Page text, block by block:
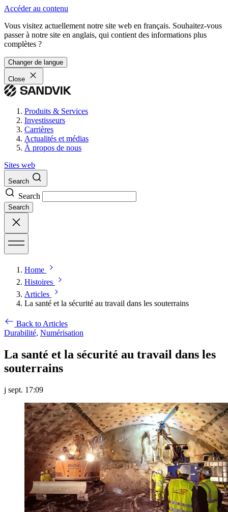
Accéder au contenu
Vous visitez actuellement notre site web en français. Souhaitez-vous
passer à notre site en anglais, qui contient des informations plus
complètes ?
Changer de langue
Close
Produits & Services
Investisseurs
Carrières
Actualités et médias
À propos de nous
Sites web
Search
Search
Search
Home
Histoires
Articles
La santé et la sécurité au travail dans les souterrains
Back to Articles
Durabilité, Numérisation
La santé et la sécurité au travail dans les
souterrains
j sept. 17:09